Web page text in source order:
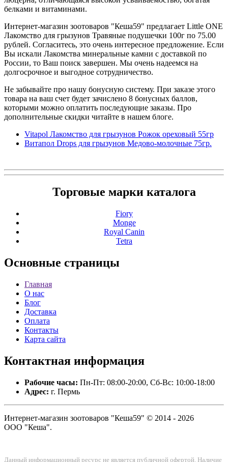
белками и витаминами.
Интернет-магазин зоотоваров "Кеша59" предлагает Little ONE
Лакомство для грызунов Травяные подушечки 100г по 75.00
рублей. Согласитесь, это очень интересное предложение. Если
Вы искали Лакомства минеральные камни с доставкой по
России, то Ваш поиск завершен. Мы очень надеемся на
долгосрочное и выгодное сотрудничество.
Не забывайте про нашу бонусную систему. При заказе этого
товара на ваш счет будет зачислено 8 бонусных баллов,
которыми можно оплатить последующие заказы. Про
дополнительные скидки читайте в нашем блоге.
Vitapol Лакомство для грызунов Рожок ореховый 55гр
Витапол Drops для грызунов Медово-молочные 75гр.
Торговые марки каталога
Fiory
Monge
Royal Canin
Tetra
Основные страницы
Главная
О нас
Блог
Доставка
Оплата
Контакты
Карта сайта
Контактная информация
Рабочие часы: Пн-Пт: 08:00-20:00, Сб-Вс: 10:00-18:00
Адрес: г. Пермь
Интернет-магазин зоотоваров "Кеша59" © 2014 - 2026
ООО "Кеша".
Данный информационный ресурс не является публичной офертой. Наличие